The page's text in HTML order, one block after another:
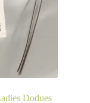
Dodues